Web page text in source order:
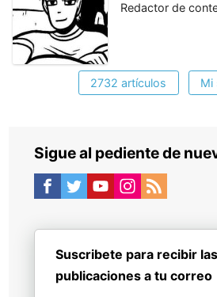
Redactor de
2732 artículos Mi
Sigue al pediente de
Suscribete para recibir
publicaciones a tu correo